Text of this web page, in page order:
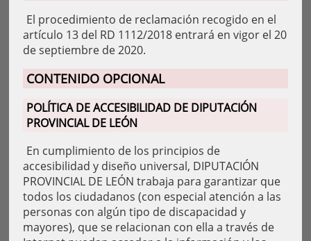
El procedimiento de reclamación recogido en el
artículo 13 del RD 1112/2018 entrará en vigor el 20
de septiembre de 2020.
CONTENIDO OPCIONAL
POLÍTICA DE ACCESIBILIDAD DE DIPUTACIÓN
PROVINCIAL DE LEÓN
En cumplimiento de los principios de
accesibilidad y diseño universal, DIPUTACIÓN
PROVINCIAL DE LEÓN trabaja para garantizar que
todos los ciudadanos (con especial atención a las
personas con algún tipo de discapacidad y
mayores), que se relacionan con ella a través de